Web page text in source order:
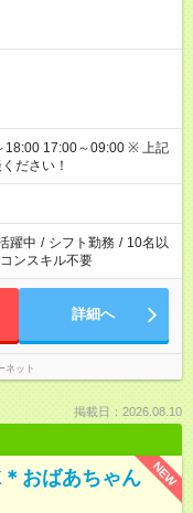
17:00～09:00 ※ 上記
ださい！
躍中 / シフト勤務 / 10名以
ンスキル不要
詳細へ
ネット
掲載日：2026.08.10
NEW
おばあちゃん